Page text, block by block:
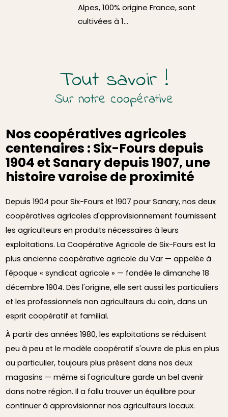
Alpes, 100% origine France, sont
cultivées à 1...
Tout savoir !
Sur notre coopérative
Nos coopératives agricoles
centenaires : Six-Fours depuis
1904 et Sanary depuis 1907, une
histoire varoise de proximité
Depuis 1904 pour Six-Fours et 1907 pour Sanary, nos deux
coopératives agricoles d'approvisionnement fournissent
les agriculteurs en produits nécessaires à leurs
exploitations. La Coopérative Agricole de Six-Fours est la
plus ancienne coopérative agricole du Var — appelée à
l'époque « syndicat agricole » — fondée le dimanche 18
décembre 1904. Dès l'origine, elle sert aussi les particuliers
et les professionnels non agriculteurs du coin, dans un
esprit coopératif et familial.
À partir des années 1980, les exploitations se réduisent
peu à peu et le modèle coopératif s'ouvre de plus en plus
au particulier, toujours plus présent dans nos deux
magasins — même si l'agriculture garde un bel avenir
dans notre région. Il a fallu trouver un équilibre pour
continuer à approvisionner nos agriculteurs locaux.